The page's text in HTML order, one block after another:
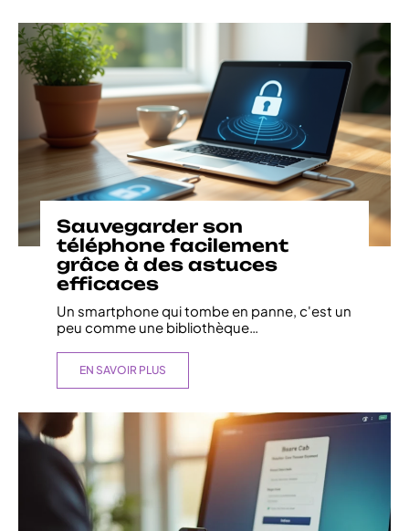
Sauvegarder son
téléphone facilement
grâce à des astuces
efficaces
Un smartphone qui tombe en panne, c'est un
peu comme une bibliothèque
EN SAVOIR PLUS